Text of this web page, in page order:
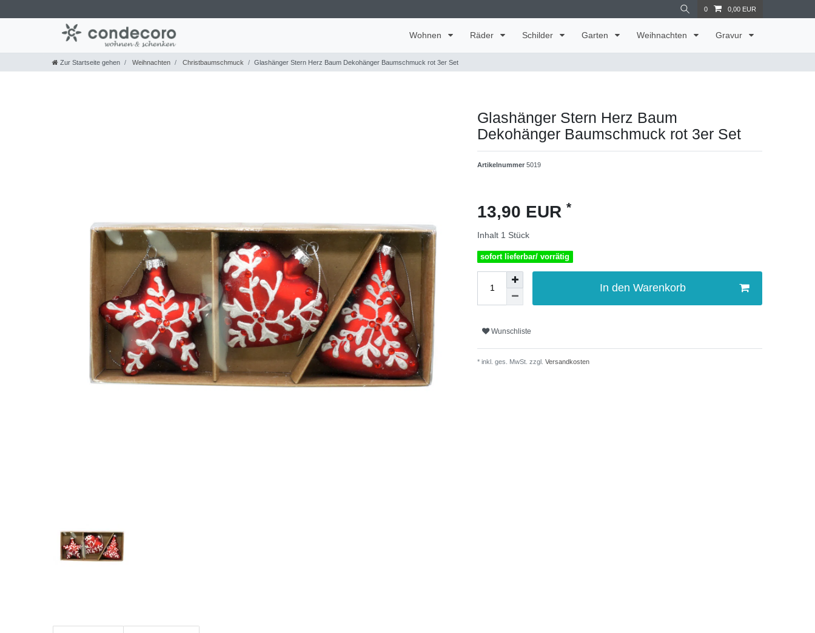
0 0,00 EUR
Wohnen Räder Schilder Garten Weihnachten Gravur
Zur Startseite gehen Weihnachten Christbaumschmuck Glashänger Stern Herz Baum Dekohänger Baumschmuck rot 3er Set
Glashänger Stern Herz Baum
Dekohänger Baumschmuck rot 3er Set
Artikelnummer 5019
13,90 EUR *
Inhalt 1 Stück
sofort lieferbar/ vorrätig
In den Warenkorb
Wunschliste
* inkl. ges. MwSt. zzgl. Versandkosten